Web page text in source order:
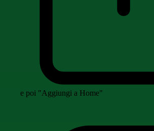
e poi "Aggiungi a Home"